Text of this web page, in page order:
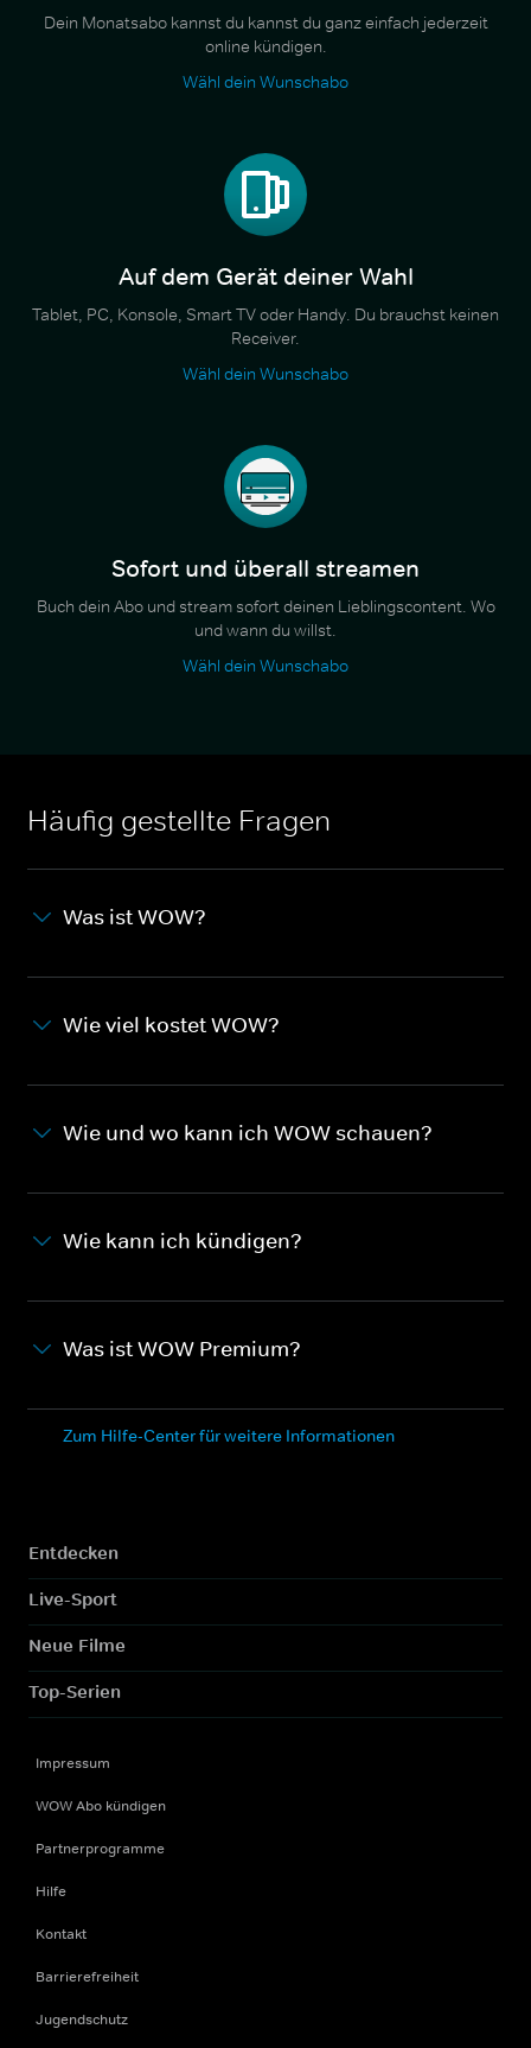
Dein Monatsabo kannst du kannst du ganz einfach jederzeit
online kündigen.
Wähl dein Wunschabo
Auf dem Gerät deiner Wahl
Tablet, PC, Konsole, Smart TV oder Handy. Du brauchst keinen
Receiver.
Wähl dein Wunschabo
Sofort und überall streamen
Buch dein Abo und stream sofort deinen Lieblingscontent. Wo
und wann du willst.
Wähl dein Wunschabo
Häufig gestellte Fragen
Was ist WOW?
Wie viel kostet WOW?
Wie und wo kann ich WOW schauen?
Wie kann ich kündigen?
Was ist WOW Premium?
Zum Hilfe-Center für weitere Informationen
Entdecken
Live-Sport
Neue Filme
Top-Serien
Impressum
WOW Abo kündigen
Partnerprogramme
Hilfe
Kontakt
Barrierefreiheit
Jugendschutz